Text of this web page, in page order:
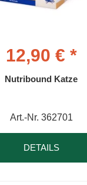
12,90 € *
Nutribound Katze
Art.-Nr. 362701
DETAILS